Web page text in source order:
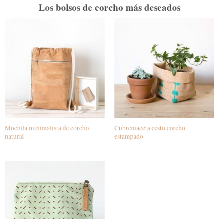
Los bolsos de corcho más deseados
Mochila minimalista de corcho
natural
Cubremaceta cesto corcho
estampado